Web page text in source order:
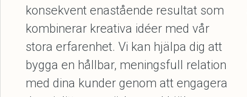
konsekvent enastående resultat som
kombinerar kreativa idéer med vår
stora erfarenhet. Vi kan hjälpa dig att
bygga en hållbar, meningsfull relation
med dina kunder genom att engagera